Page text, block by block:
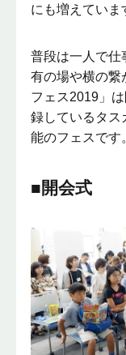
にも増えていま
普段は一人で仕
有の場や横の繋
フェス2019」
録しているタス
能のフェスです
■開会式